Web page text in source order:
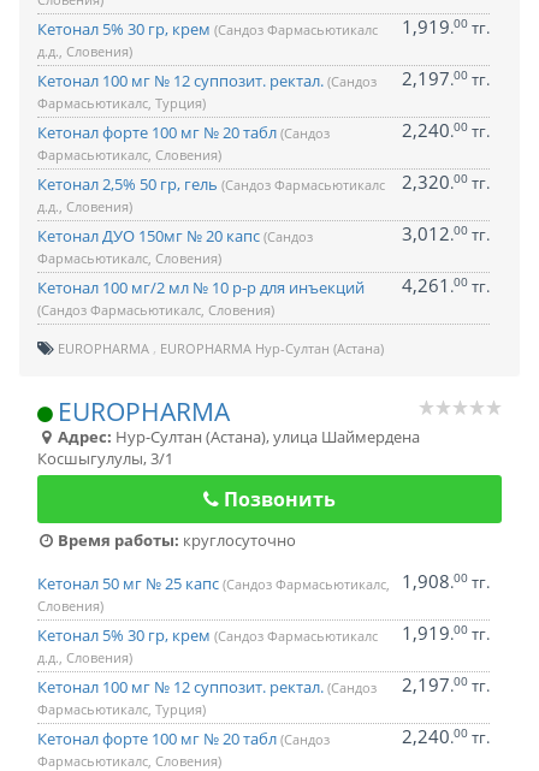
Кетонал 5% 30 гр, крем (Сандоз Фармасьютикалс
д.д., Словения)
1,919.00 тг.
Кетонал 100 мг № 12 суппозит. ректал. (Сандоз
Фармасьютикалс, Турция)
2,197.00 тг.
Кетонал форте 100 мг № 20 табл (Сандоз
Фармасьютикалс, Словения)
2,240.00 тг.
Кетонал 2,5% 50 гр, гель (Сандоз Фармасьютикалс
д.д., Словения)
2,320.00 тг.
Кетонал ДУО 150мг № 20 капс (Сандоз
Фармасьютикалс, Словения)
3,012.00 тг.
Кетонал 100 мг/2 мл № 10 р-р для инъекций
(Сандоз Фармасьютикалс, Словения)
4,261 .00 тг.
EUROPHARMA EUROPHARMA Нур-Султан (Астана)
EUROPHARMA
Адрес: Нур-Султан (Астана),улица Шаймердена
Косшыгулулы, 3/1
Позвонить
Время работы: круглосуточно
Кетонал 50 мг № 25 капс (Сандоз Фармасьютикалс,
Словения)
1,908.00 тг.
Кетонал 5% 30 гр, крем (Сандоз Фармасьютикалс
д.д., Словения)
1,919.00 тг.
Кетонал 100 мг № 12 суппозит. ректал. (Сандоз
Фармасьютикалс, Турция)
2,197.00 тг.
Кетонал форте 100 мг № 20 табл (Сандоз
Фармасьютикалс, Словения)
2,240.00 тг.